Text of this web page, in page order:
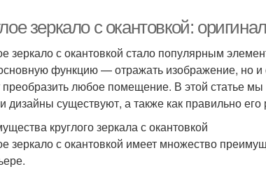
зеркало с окантовкой:
зеркало с окантовкой стало популярным
функцию — отражать изображение, но
любое помещение. В этой статье
дизайны существуют, а также как правильно
круглого зеркала с окантовкой
зеркало с окантовкой имеет множество